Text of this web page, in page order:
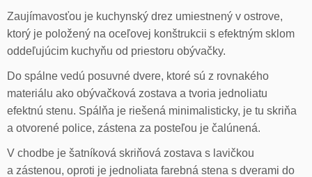
Zaujímavosťou je kuchynský drez umiestnený v ostrove,
ktorý je položený na oceľovej konštrukcii s efektným sklom
oddeľujúcim kuchyňu od priestoru obývačky.
Do spálne vedú posuvné dvere, ktoré sú z rovnakého
materiálu ako obývačková zostava a tvoria jednoliatu
efektnú stenu. Spálňa je riešená minimalisticky, je tu skriňa
a otvorené police, zástena za posteľou je čalúnená.
V chodbe je šatníková skriňová zostava s lavičkou
a zástenou, oproti je jednoliata farebná stena s dverami do